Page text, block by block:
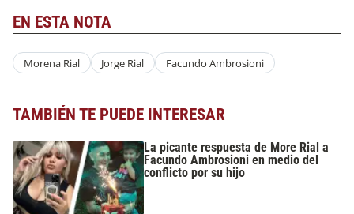
EN ESTA NOTA
Morena Rial Jorge Rial Facundo Ambrosioni
TAMBIÉN TE PUEDE INTERESAR
La picante respuesta de More Rial a
Facundo Ambrosioni en medio del
conflicto por su hijo